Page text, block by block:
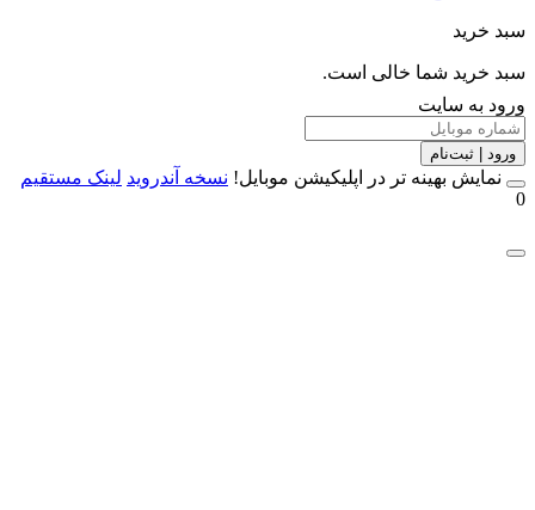
خرید شما خالی است.
به سایت
| ثبت‌نام
بهینه تر در اپلیکیشن موبایل!نسخه آندروید لینک مستقیم